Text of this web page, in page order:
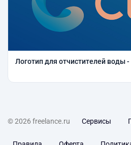
Логотип для отчистителей воды -
© 2026 freelance.ru Сервисы